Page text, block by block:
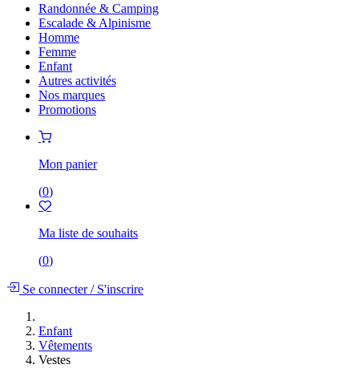
Randonnée & Camping
Escalade & Alpinisme
Homme
Femme
Enfant
Autres activités
Nos marques
Promotions
Mon panier
(0)
Ma liste de souhaits
(0)
Se connecter/S'inscrire
Enfant
Vêtements
Vestes